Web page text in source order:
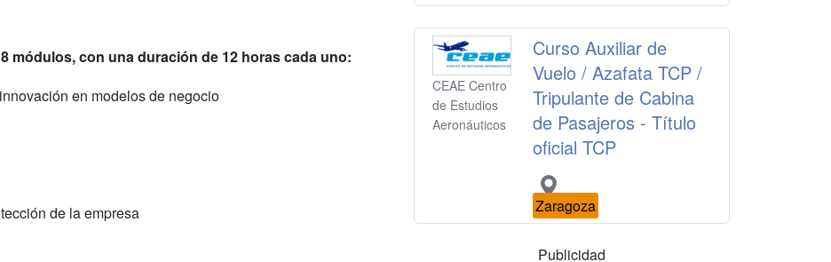
8 módulos, con una duración de 12 horas cada uno:
en modelos de negocio
de la empresa
CEAE Centro
de Estudios
Aeronáuticos
Curso Auxiliar de
Vuelo / Azafata TCP /
Tripulante de Cabina
de Pasajeros - Título
oficial TCP
Zaragoza
Publicidad